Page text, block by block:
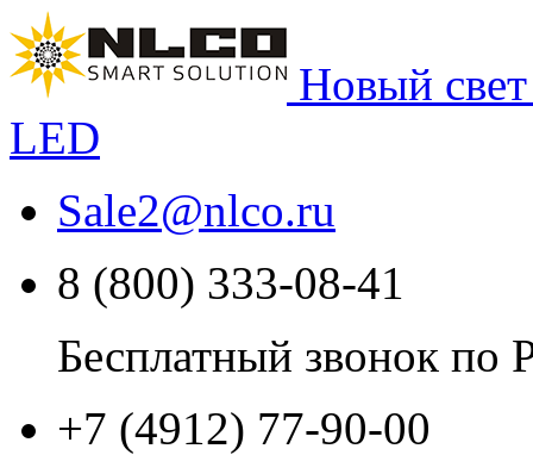
Новый
LED
Sale2@nlco.ru
8 (800) 333-08-41
Бесплатный звонок по
+7 (4912) 77-90-00